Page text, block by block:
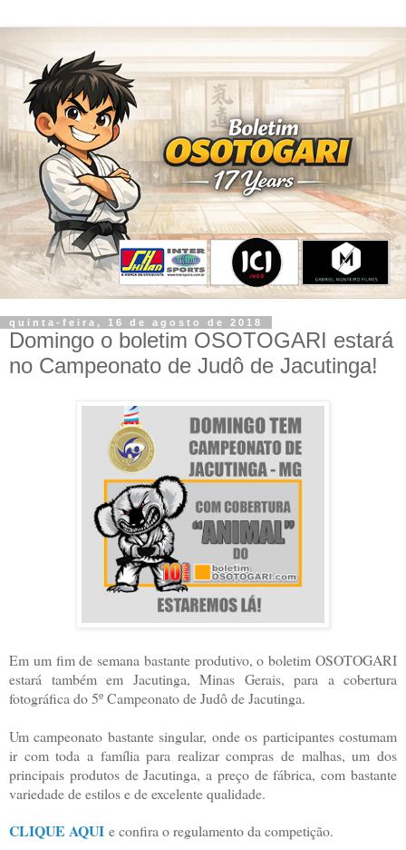
quinta-feira, 16 de agosto de 2018
Domingo o boletim OSOTOGARI estará
no Campeonato de Judô de Jacutinga!
Em um fim de semana bastante produtivo, o boletim OSOTOGARI
estará também em Jacutinga, Minas Gerais, para a cobertura
fotográfica do 5º Campeonato de Judô de Jacutinga.
Um campeonato bastante singular, onde os participantes costumam
ir com toda a família para realizar compras de malhas, um dos
principais produtos de Jacutinga, a preço de fábrica, com bastante
variedade de estilos e de excelente qualidade.
CLIQUE AQUI e confira o regulamento da competição.